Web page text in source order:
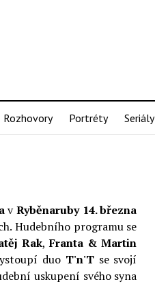
Rozhovory Portréty Seriály
vRyběnaruby 14. března
Hudebního programu se
Rak,Franta & Martin
duo T'n'Tse svojí
uskupení svého syna